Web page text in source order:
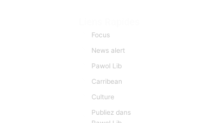
Focus
News alert
Pawol Lib
Carribean
Culture
Publiez dans